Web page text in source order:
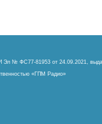
Эл № ФС77-81953 от 24.09.2021,
«ГПМ Радио»